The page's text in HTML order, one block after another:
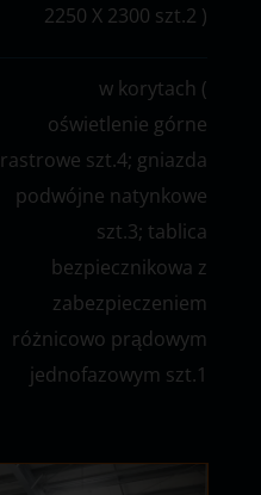
2250 X 2300 szt.2 )
w korytach (
oświetlenie górne
rastrowe szt.4; gniazda
podwójne natynkowe
szt.3; tablica
bezpiecznikowa z
zabezpieczeniem
różnicowo prądowym
jednofazowym szt.1